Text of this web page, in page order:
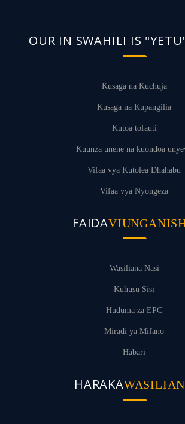
OUR IN SWAHILI IS
Kusaga na Kuchuja
Kusaga na Kupangilia
Kutoa tofauti
Kuunza unene na kuondoa
Vifaa vya Kutolea Dhahabu
Vifaa vya Nyongeza
FAIDA
Wasiliana Nasi
Kuhusu Sisi
Huduma za EPC
Miradi ya Mifano
Habari
HARAKA